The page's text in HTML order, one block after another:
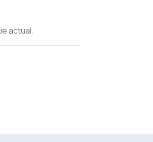
actual.